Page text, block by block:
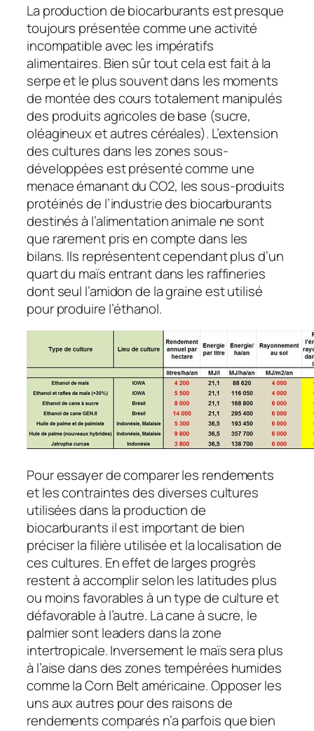
La production de biocarburants est presque
toujours présentée comme une activité
incompatible avec les impératifs
alimentaires. Bien sûr tout cela est fait à la
serpe et le plus souvent dans les moments
de montée des cours totalement manipulés
des produits agricoles de base (sucre,
oléagineux et autres céréales). L’extension
des cultures dans les zones sous-
développées est présenté comme une
menace émanant du CO2, les sous-produits
protéinés de l’industrie des biocarburants
destinés à l’alimentation animale ne sont
que rarement pris en compte dans les
bilans. Ils représentent cependant plus d’un
quart du maïs entrant dans les raffineries
dont seul l’amidon de la graine est utilisé
pour produire l’éthanol.
Pour essayer de comparer les rendements
et les contraintes des diverses cultures
utilisées dans la production de
biocarburants il est important de bien
préciser la filière utilisée et la localisation de
ces cultures. En effet de larges progrès
restent à accomplir selon les latitudes plus
ou moins favorables à un type de culture et
défavorable à l’autre. La cane à sucre, le
palmier sont leaders dans la zone
intertropicale. Inversement le maïs sera plus
à l’aise dans des zones tempérées humides
comme la Corn Belt américaine. Opposer les
uns aux autres pour des raisons de
rendements comparés n’a parfois que bien